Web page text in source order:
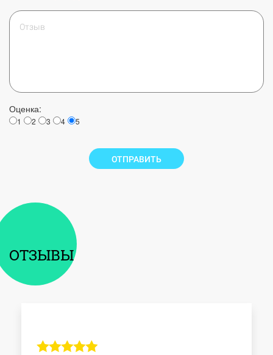
Оценка:
1 2 3 4 5
ОТПРАВИТЬ
ОТЗЫВЫ